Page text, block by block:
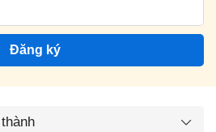
Đăng ký